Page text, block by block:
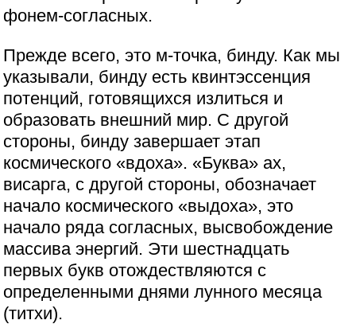
фонем-согласных.
Прежде всего, это м-точка, бинду. Как мы
указывали, бинду есть квинтэссенция
потенций, готовящихся излиться и
образовать внешний мир. С другой
стороны, бинду завершает этап
космического «вдоха». «Буква» ах,
висарга, с другой стороны, обозначает
начало космического «выдоха», это
начало ряда согласных, высвобождение
массива энергий. Эти шестнадцать
первых букв отождествляются с
определенными днями лунного месяца
(титхи).